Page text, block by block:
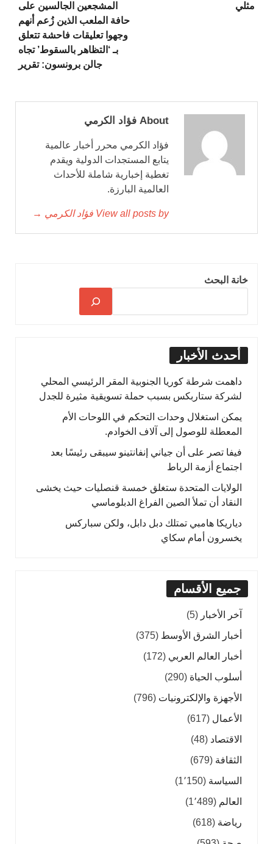
مثلي
المشجعين الجالسين على
حافة الملعب الذين زُعم أنهم
وجهوا تعليقات فاحشة تتعلق
بـ ‘التظاهر بالسقوط’ تجاه
جالن برونسون: تقرير
About فؤاد الكرمي
فؤاد الكرمي محرر أخبار عالمية
يتابع المستجدات الدولية ويقدم
تغطية إخبارية شاملة للأحداث
العالمية البارزة.
View all posts by فؤاد الكرمي →
خانة البحث
أحدث الأخبار
داهمت شرطة كوريا الجنوبية المقر الرئيسي المحلي
لشركة ستاربكس بسبب حملة تسويقية مثيرة للجدل
يمكن استغلال وحدات التحكم في اللوحات الأم
المعطلة للوصول إلى آلاف الخوادم.
فيفا تصر على أن جياني إنفانتينو سيبقى رئيسًا بعد
اجتماع أزمة الرباط
الولايات المتحدة ستغلق خمسة قنصليات حيث يخشى
النقاد أن تملأ الصين الفراغ الدبلوماسي
دياريكا هامبي تمتلك دبل دابل، ولكن سباركس
يخسرون أمام سكاي
جميع الأقسام
آخر الأخبار (5)
أخبار الشرق الأوسط (375)
أخبار العالم العربي (172)
أسلوب الحياة (290)
الأجهزة والإلكترونيات (796)
الأعمال (617)
الاقتصاد (48)
الثقافة (679)
السياسة (1٬150)
العالم (1٬489)
رياضة (618)